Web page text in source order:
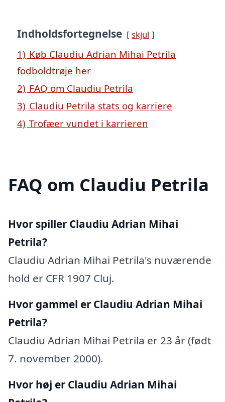
Indholdsfortegnelse skjul
1) Køb Claudiu Adrian Mihai Petrila
fodboldtrøje her
2) FAQ om Claudiu Petrila
3) Claudiu Petrila stats og karriere
4) Trofæer vundet i karrieren
FAQ om Claudiu Petrila
Hvor spiller Claudiu Adrian Mihai
Petrila?
Claudiu Adrian Mihai Petrila's nuværende
hold er CFR 1907 Cluj.
Hvor gammel er Claudiu Adrian Mihai
Petrila?
Claudiu Adrian Mihai Petrila er 23 år (født
7. november 2000).
Hvor høj er Claudiu Adrian Mihai